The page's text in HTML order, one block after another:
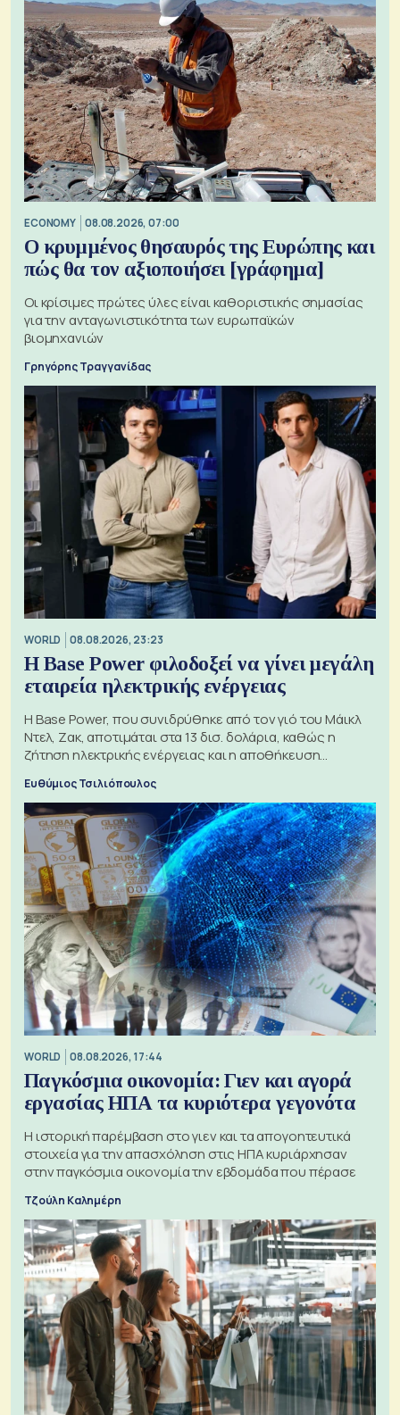
ECONOMY 08.08.2026, 07:00
Ο κρυμμένος θησαυρός της Ευρώπης και
πώς θα τον αξιοποιήσει [γράφημα]
Οι κρίσιμες πρώτες ύλες είναι καθοριστικής σημασίας
για την ανταγωνιστικότητα των ευρωπαϊκών
βιομηχανιών
Γρηγόρης Τραγγανίδας
WORLD 08.08.2026, 23:23
Η Base Power φιλοδοξεί να γίνει μεγάλη
εταιρεία ηλεκτρικής ενέργειας
Η Base Power, που συνιδρύθηκε από τον γιό του Μάικλ
Ντελ, Ζακ, αποτιμάται στα 13 δισ. δολάρια, καθώς η
ζήτηση ηλεκτρικής ενέργειας και η αποθήκευση
Ευθύμιος Τσιλιόπουλος
WORLD 08.08.2026, 17:44
Παγκόσμια οικονομία: Γιεν και αγορά
εργασίας ΗΠΑ τα κυριότερα γεγονότα
Η ιστορική παρέμβαση στο γιεν και τα απογοητευτικά
στοιχεία για την απασχόληση στις ΗΠΑ κυριάρχησαν
στην παγκόσμια οικονομία την εβδομάδα που πέρασε
Τζούλη Καλημέρη